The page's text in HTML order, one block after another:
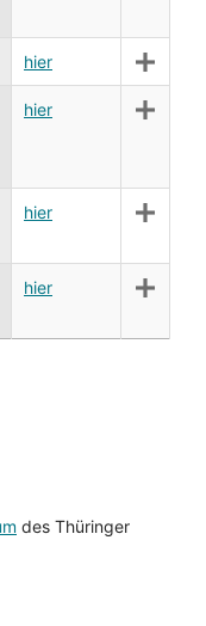
hier
hier
hier
hier
des Thüringer